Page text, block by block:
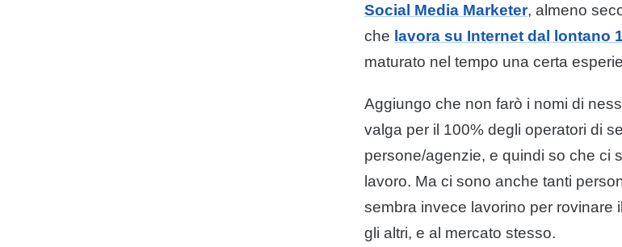
Social Media Marketer, almeno
che lavora su Internet dal lontano
maturato nel tempo una certa
Aggiungo che non farò i nomi di
valga per il 100% degli operatori di
persone/agenzie, e quindi so che ci
lavoro. Ma ci sono anche tanti
sembra invece lavorino per rovinare
gli altri, e al mercato stesso.